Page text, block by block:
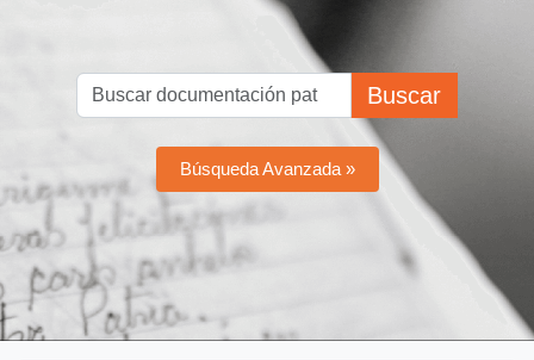
Buscar
Búsqueda Avanzada »